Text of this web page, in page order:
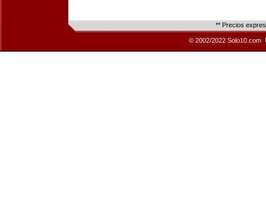
** Precios
© 2002/2022 Solo10.com